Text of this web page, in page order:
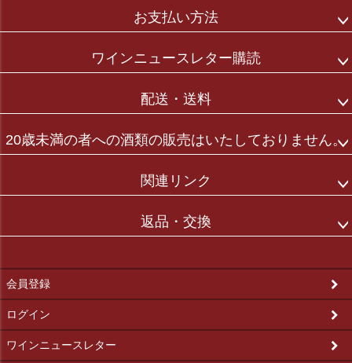
お支払い方法
ワインニュースレター購読
配送・送料
20歳未満の者への酒類の販売はいたしておりません。
関連リンク
返品・交換
会員登録
ログイン
ワインニュースレター